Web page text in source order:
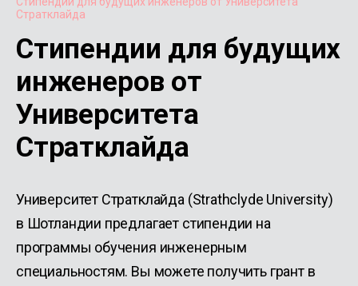
Стратклайда
Стипендии для будущих
инженеров от
Университета
Стратклайда
Университет Стратклайда (Strathclyde University)
в Шотландии предлагает стипендии на
программы обучения инженерным
специальностям. Вы можете получить грант в